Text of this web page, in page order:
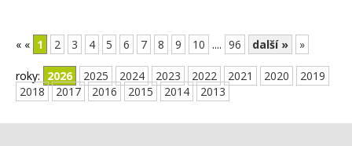
« « 1 2 3 4 5 6 7 8 9 10 .... 96 další » »
roky: 2026 2025 2024 2023 2022 2021 2020
2019
2018
2017 2016 2015 2014 2013